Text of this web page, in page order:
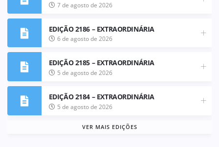
7 de agosto de 2026
EDIÇÃO 2186 – EXTRAORDINÁRIA
6 de agosto de 2026
EDIÇÃO 2185 – EXTRAORDINÁRIA
5 de agosto de 2026
EDIÇÃO 2184 – EXTRAORDINÁRIA
5 de agosto de 2026
VER MAIS EDIÇÕES